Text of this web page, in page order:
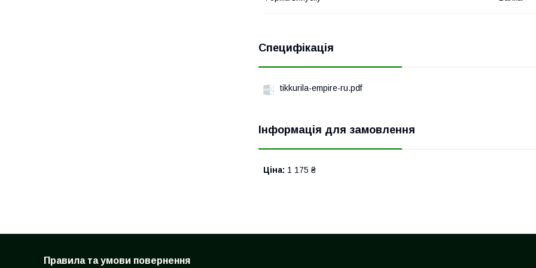
Специфікація
tikkurila-empire-ru.pdf
Інформація для замовлення
Ціна: 1 175 ₴
Правила та умови повернення